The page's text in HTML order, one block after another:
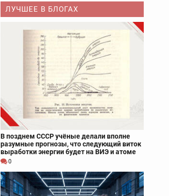
ЛУЧШЕЕ В БЛОГАХ
В позднем СССР учёные делали вполне
разумные прогнозы, что следующий виток
выработки энергии будет на ВИЭ и атоме
0